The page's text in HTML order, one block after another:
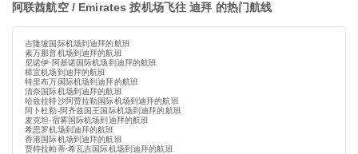
阿联酋航空 / Emirates 按机场飞往 迪拜 的热门航线
吉隆坡国际机场到迪拜的航班
素万那普机场到迪拜的航班
尼诺伊·阿基诺国际机场到迪拜的航班
樟宜机场到迪拜的航班
特里布万国际机场到迪拜的航班
清奈国际机场到迪拜的航班
哈兹拉特沙阿贾拉勒国际机场到迪拜的航班
阿卜杜勒-阿齐兹国王国际机场到迪拜的航班
麦克坦-宿雾国际机场到迪拜的航班
希思罗机场到迪拜的航班
香港国际机场到迪拜的航班
贾特拉帕蒂·希瓦吉国际机场到迪拜的航班